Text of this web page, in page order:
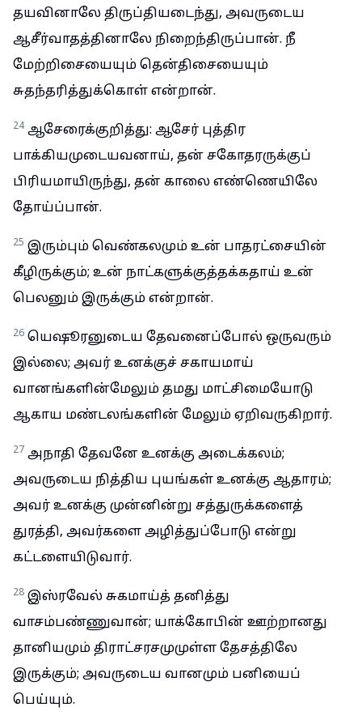
தயவினாலே திருப்தியடைந்து, அவருடைய
ஆசீர்வாதத்தினாலே நிறைந்திருப்பான். நீ
மேற்றிசையையும் தென்திசையையும்
சுதந்தரித்துக்கொள் என்றான்.
24 ஆசேரைக்குறித்து: ஆசேர் புத்திர
பாக்கியமுடையவனாய், தன் சகோதரருக்குப்
பிரியமாயிருந்து, தன் காலை எண்ணெயிலே
தோய்ப்பான்.
25 இரும்பும் வெண்கலமும் உன் பாதரட்சையின்
கீழிருக்கும்; உன் நாட்களுக்குத்தக்கதாய் உன்
பெலனும் இருக்கும் என்றான்.
26 யெஷூரனுடைய தேவனைப்போல் ஒருவரும்
இல்லை; அவர் உனக்குச் சகாயமாய்
வானங்களின்மேலும் தமது மாட்சிமையோடு
ஆகாய மண்டலங்களின் மேலும் ஏறிவருகிறார்.
27 அநாதி தேவனே உனக்கு அடைக்கலம்;
அவருடைய நித்திய புயங்கள் உனக்கு ஆதாரம்;
அவர் உனக்கு முன்னின்று சத்துருக்களைத்
துரத்தி, அவர்களை அழித்துப்போடு என்று
கட்டளையிடுவார்.
28 இஸ்ரவேல் சுகமாய்த் தனித்து
வாசம்பண்ணுவான்; யாக்கோபின் ஊற்றானது
தானியமும் திராட்சரசமுமுள்ள தேசத்திலே
இருக்கும்; அவருடைய வானமும் பனியைப்
பெய்யும்.